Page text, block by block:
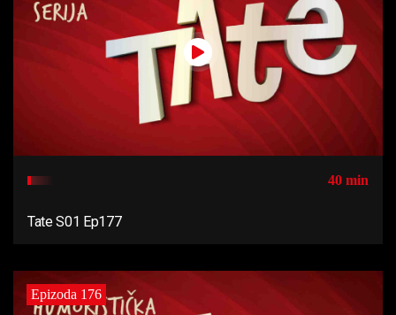
40 min
Tate S01 Ep177
Epizoda 176